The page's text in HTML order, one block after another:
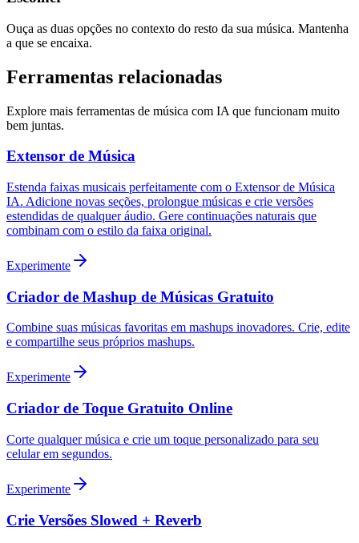
Ouça as duas opções no contexto do resto da sua música. Mantenha
a que se encaixa.
Ferramentas relacionadas
Explore mais ferramentas de música com IA que funcionam muito
bem juntas.
Extensor de Música
Estenda faixas musicais perfeitamente com o Extensor de Música
IA. Adicione novas seções, prolongue músicas e crie versões
estendidas de qualquer áudio. Gere continuações naturais que
combinam com o estilo da faixa original.
Experimente
Criador de Mashup de Músicas Gratuito
Combine suas músicas favoritas em mashups inovadores. Crie, edite
e compartilhe seus próprios mashups.
Experimente
Criador de Toque Gratuito Online
Corte qualquer música e crie um toque personalizado para seu
celular em segundos.
Experimente
Crie Versões Slowed + Reverb